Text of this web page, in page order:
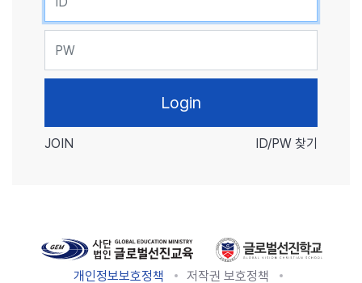
JOIN ID/PW 찾기
개인정보보호정책 저작권 보호정책